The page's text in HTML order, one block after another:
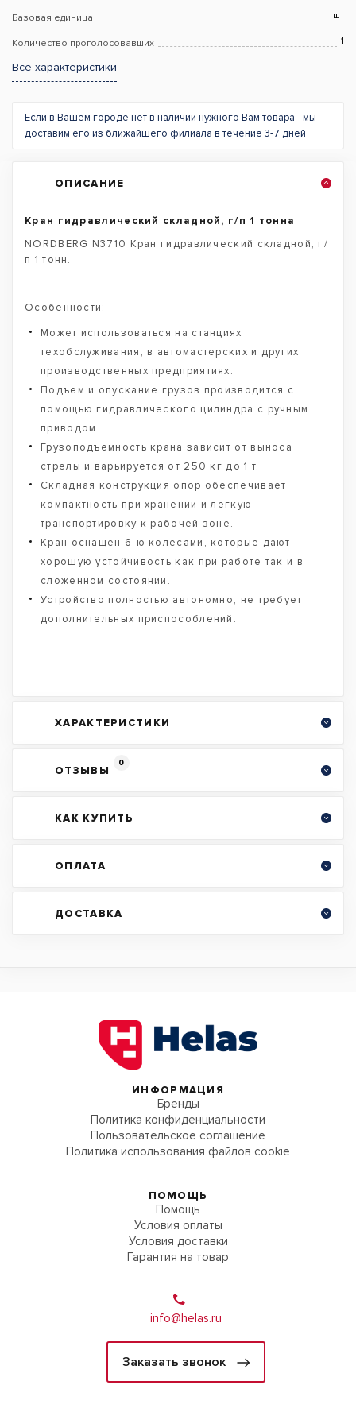
Базовая единица шт
Количество проголосовавших 1
Все характеристики
Если в Вашем городе нет в наличии нужного Вам товара - мы
доставим его из ближайшего филиала в течение 3-7 дней
ОПИСАНИЕ
Кран гидравлический складной, г/п 1 тонна
NORDBERG N3710 Кран гидравлический складной, г/
п 1 тонн.
Особенности:
Может использоваться на станциях
техобслуживания, в автомастерских и других
производственных предприятиях.
Подъем и опускание грузов производится с
помощью гидравлического цилиндра с ручным
приводом.
Грузоподъемность крана зависит от выноса
стрелы и варьируется от 250 кг до 1 т.
Складная конструкция опор обеспечивает
компактность при хранении и легкую
транспортировку к рабочей зоне.
Кран оснащен 6-ю колесами, которые дают
хорошую устойчивость как при работе так и в
сложенном состоянии.
Устройство полностью автономно, не требует
дополнительных приспособлений.
ХАРАКТЕРИСТИКИ
ОТЗЫВЫ
0
КАК КУПИТЬ
ОПЛАТА
ДОСТАВКА
ИНФОРМАЦИЯ
Бренды
Политика конфиденциальности
Пользовательское соглашение
Политика использования файлов cookie
ПОМОЩЬ
Помощь
Условия оплаты
Условия доставки
Гарантия на товар
info@helas.ru
Заказать звонок